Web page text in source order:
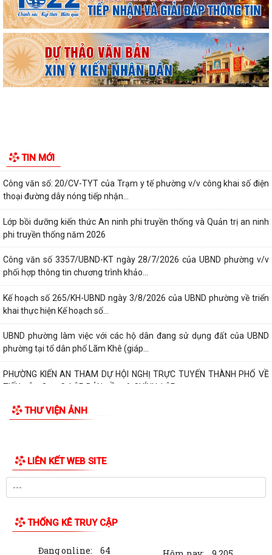
TIN MỚI
Ban đại diện Hội đồng quản trị Ngân hàng Chính sách xã hội phường
Kiến An tổ chức phiên họp giao...
TỪ NGÀY 08/8/2026: NHIỀU THỦ TỤC HÀNH CHÍNH TRỰC TUYẾN TẠI
THÀNH PHỐ HẢI PHÒNG ĐƯỢC THU PHÍ, LỆ PHÍ...
Chi bộ trường Tiểu học Quang Trung kết nạp Đảng viên mới
2026
Công văn số: 20/CV-TYT của Trạm y tế phường v/v công khai số điện
thoại đường dây nóng tiếp nhận...
Lớp bồi dưỡng kiến thức An ninh phi truyền thống và Quản trị an ninh
phi truyền thống năm 2026
Công văn số 3357/UBND-KT ngày 28/7/2026 của UBND phường v/v
phối hợp thông tin chương trình khảo...
Kế hoạch số 265/KH-UBND ngày 3/8/2026 của UBND phường về triển
khai thực hiện Kế hoạch số...
UBND phường làm việc với các hộ dân đang sử dụng đất của UBND
phường tại tổ dân phố Lãm Khê (giáp...
PHƯỜNG KIẾN AN THAM DỰ HỘI NGHỊ TRỰC TUYẾN THÀNH PHỐ VỀ
TIẾN ĐỘ ĐO ĐẠC, LẬP BẢN ĐỒ ĐỊA CHÍNH, LẬP...
Khai mạc huấn luyện Dân quân tự vệ tại chỗ năm 2026
Thông báo số 1298/TB-UBND ngày 31/7/2026 về việc công bố kế
hoạch, danh mục khu đất thực hiện đấu...
Thông báo số 1298/TB-UBND ngày 31/7/2026 của UBND phường về
2558/QĐ-UBND ngày 02/7/2026 của Ủy ban...
THƯ VIỆN ẢNH
LIÊN KẾT WEB SITE
THỐNG KÊ TRUY CẬP
Đang online: 64